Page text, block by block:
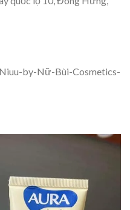
by-Nữ-Bùi-Cosmetics-